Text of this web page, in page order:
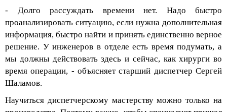
- Долго рассуждать времени нет. Надо быстро
проанализировать ситуацию, если нужна дополнительная
информация, быстро найти и принять единственно верное
решение. У инженеров в отделе есть время подумать, а
мы должны действовать здесь и сейчас, как хирурги во
время операции, - объясняет старший диспетчер Сергей
Шаламов.
Научиться диспетчерскому мастерству можно только на